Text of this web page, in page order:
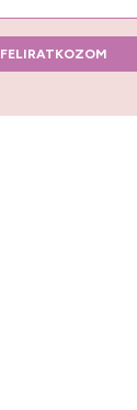
FELIRATKOZOM